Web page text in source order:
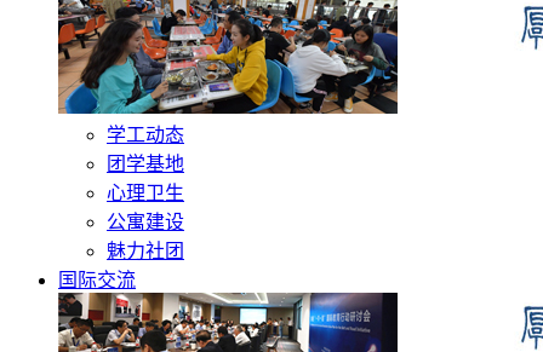
学工动态
团学基地
心理卫生
公寓建设
魅力社团
国际交流